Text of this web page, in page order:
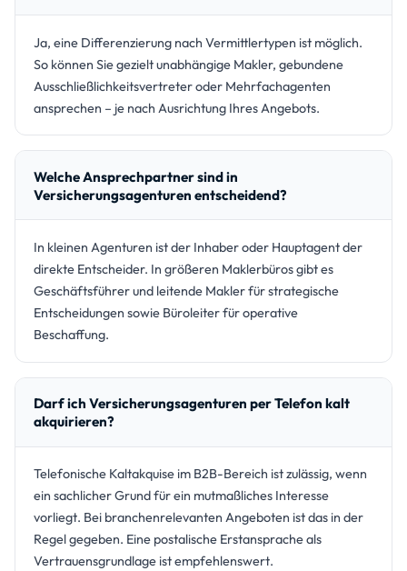
Ja, eine Differenzierung nach Vermittlertypen ist möglich.
So können Sie gezielt unabhängige Makler, gebundene
Ausschließlichkeitsvertreter oder Mehrfachagenten
ansprechen – je nach Ausrichtung Ihres Angebots.
Welche Ansprechpartner sind in
Versicherungsagenturen entscheidend?
In kleinen Agenturen ist der Inhaber oder Hauptagent der
direkte Entscheider. In größeren Maklerbüros gibt es
Geschäftsführer und leitende Makler für strategische
Entscheidungen sowie Büroleiter für operative
Beschaffung.
Darf ich Versicherungsagenturen per Telefon kalt
akquirieren?
Telefonische Kaltakquise im B2B-Bereich ist zulässig, wenn
ein sachlicher Grund für ein mutmaßliches Interesse
vorliegt. Bei branchenrelevanten Angeboten ist das in der
Regel gegeben. Eine postalische Erstansprache als
Vertrauensgrundlage ist empfehlenswert.